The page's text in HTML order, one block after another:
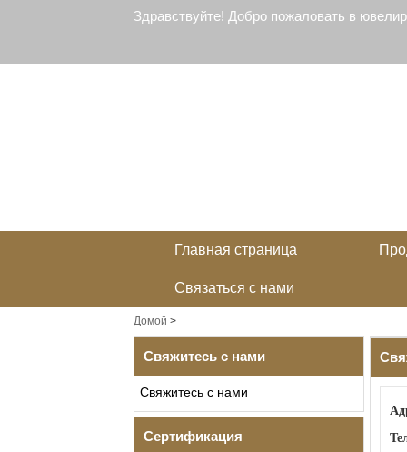
Здравствуйте! Добро пожаловать в
Главная страница
Связаться с нами
Домой >
Свяжитесь с нами
Свяжитесь с нами
Сертификация